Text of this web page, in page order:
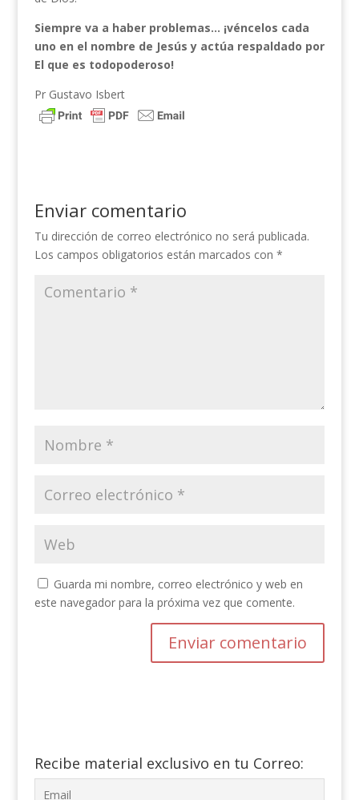
Siempre va a haber problemas… ¡véncelos cada
uno en el nombre de Jesús y actúa respaldado por
El que es todopoderoso!
Pr Gustavo Isbert
Enviar comentario
Tu dirección de correo electrónico no será publicada.
Los campos obligatorios están marcados con *
Guarda mi nombre, correo electrónico y web en
este navegador para la próxima vez que comente.
Recibe material exclusivo en tu Correo: